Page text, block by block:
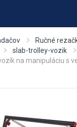
Ručné
slab-trolley-vozik
na manipuláciu s